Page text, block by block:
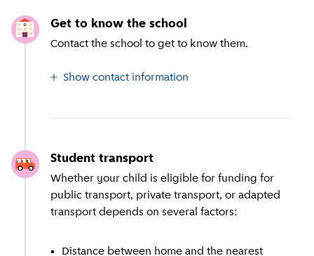
Get to know the school
Contact the school to get to know them.
Show contact information
Student transport
Whether your child is eligible for funding for
public transport, private transport, or adapted
transport depends on several factors:
Distance between home and the nearest